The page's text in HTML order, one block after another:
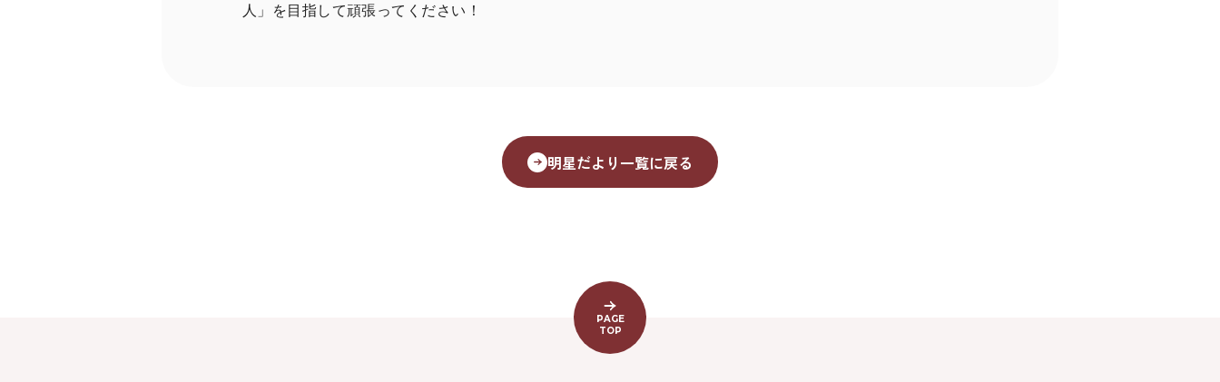
人」を目指して頑張ってください！
明星だより一覧に戻る
PAGE
TOP